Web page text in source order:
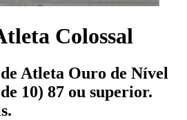
Colossal
Atleta Ouro de Nível
10) 87 ou superior.